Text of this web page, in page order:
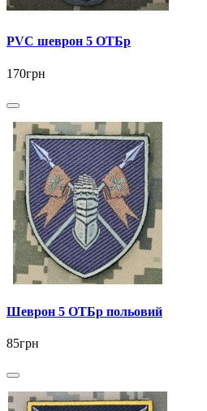
PVC шеврон 5 ОТБр
170грн
Шеврон 5 ОТБр польовий
85грн